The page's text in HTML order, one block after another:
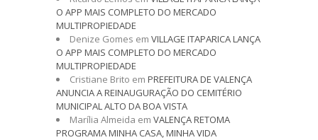
O APP MAIS COMPLETO DO MERCADO
MULTIPROPIEDADE
Denize Gomes em VILLAGE ITAPARICA LANÇA
O APP MAIS COMPLETO DO MERCADO
MULTIPROPIEDADE
Cristiane Brito em PREFEITURA DE VALENÇA
ANUNCIA A REINAUGURAÇÃO DO CEMITÉRIO
MUNICIPAL ALTO DA BOA VISTA
Marília Almeida em VALENÇA RETOMA
PROGRAMA MINHA CASA, MINHA VIDA